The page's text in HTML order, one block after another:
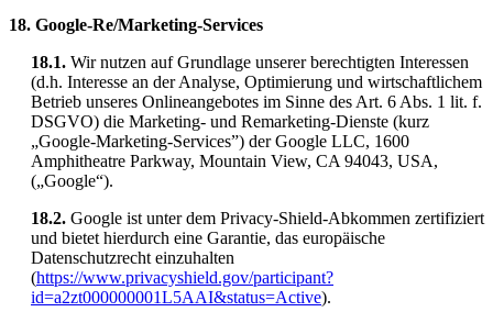
18. Google-Re/Marketing-Services
18.1. Wir nutzen auf Grundlage unserer berechtigten Interessen
(d.h. Interesse an der Analyse, Optimierung und wirtschaftlichem
Betrieb unseres Onlineangebotes im Sinne des Art. 6 Abs. 1 lit. f.
DSGVO) die Marketing- und Remarketing-Dienste (kurz
„Google-Marketing-Services”) der Google LLC, 1600
Amphitheatre Parkway, Mountain View, CA 94043, USA,
(„Google“).
18.2. Google ist unter dem Privacy-Shield-Abkommen zertifiziert
und bietet hierdurch eine Garantie, das europäische
Datenschutzrecht einzuhalten
(https://www.privacyshield.gov/participant?
id=a2zt000000001L5AAI&status=Active).